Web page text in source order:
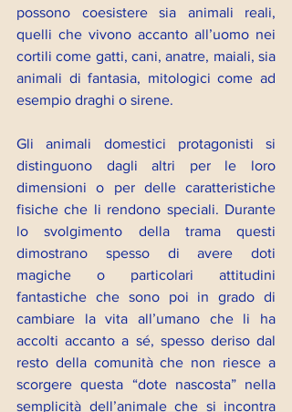
possono coesistere sia animali reali,
quelli che vivono accanto all’uomo nei
cortili come gatti, cani, anatre, maiali, sia
animali di fantasia, mitologici come ad
esempio draghi o sirene.
Gli animali domestici protagonisti si
distinguono dagli altri per le loro
dimensioni o per delle caratteristiche
fisiche che li rendono speciali. Durante
lo svolgimento della trama questi
dimostrano spesso di avere doti
magiche o particolari attitudini
fantastiche che sono poi in grado di
cambiare la vita all’umano che li ha
accolti accanto a sé, spesso deriso dal
resto della comunità che non riesce a
scorgere questa “dote nascosta” nella
semplicità dell’animale che si incontra